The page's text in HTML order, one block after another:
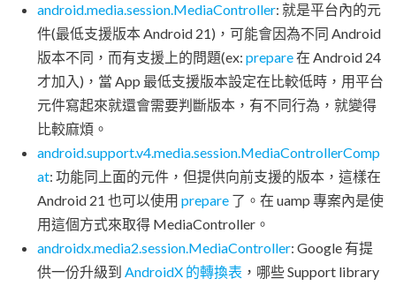
android.media.session.MediaController: 就是平台內的元
件(最低支援版本 Android 21)，可能會因為不同 Android
版本不同，而有支援上的問題(ex: prepare在 Android 24
才加入)，當 App 最低支援版本設定在比較低時，用平台
元件寫起來就還會需要判斷版本，有不同行為，就變得
比較麻煩。
android.support.v4.media.session.MediaControllerComp
at: 功能同上面的元件，但提供向前支援的版本，這樣在
Android 21 也可以使用 prepare 了。在 uamp 專案內是使
用這個方式來取得 MediaController。
androidx.media2.session.MediaController: Google 有提
供一份升級到 AndroidX 的轉換表 ，哪些 Support library